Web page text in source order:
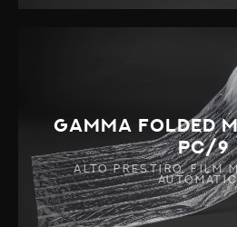
GAMMA FOLDED
PC/9
ALTO PRESTIRO, FILM